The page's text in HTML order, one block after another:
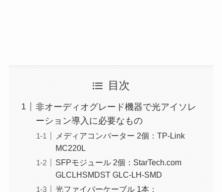
目次
非オーディオグレード機器で光アイソレ
ーション導入に必要なもの
メディアコンバーター 2個：TP-Link
MC220L
SFPモジュール 2個：StarTech.com
GLCLHSMDST GLC-LH-SMD
光ファイバーケーブル 1本：